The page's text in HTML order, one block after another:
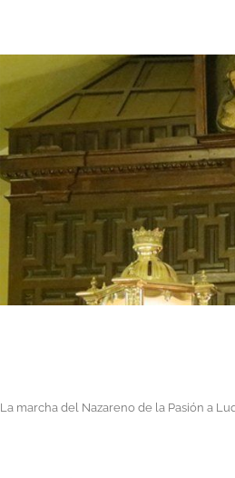
La marcha del Nazareno de la Pasión a